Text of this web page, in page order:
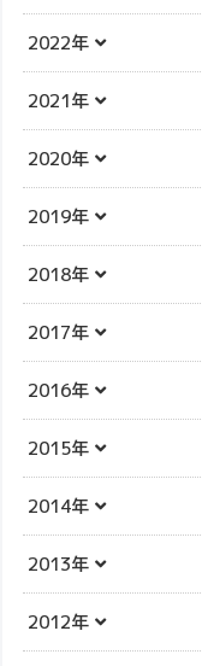
2022年
2021年
2020年
2019年
2018年
2017年
2016年
2015年
2014年
2013年
2012年